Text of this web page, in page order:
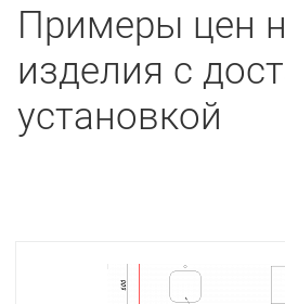
Примеры цен
изделия с
установкой